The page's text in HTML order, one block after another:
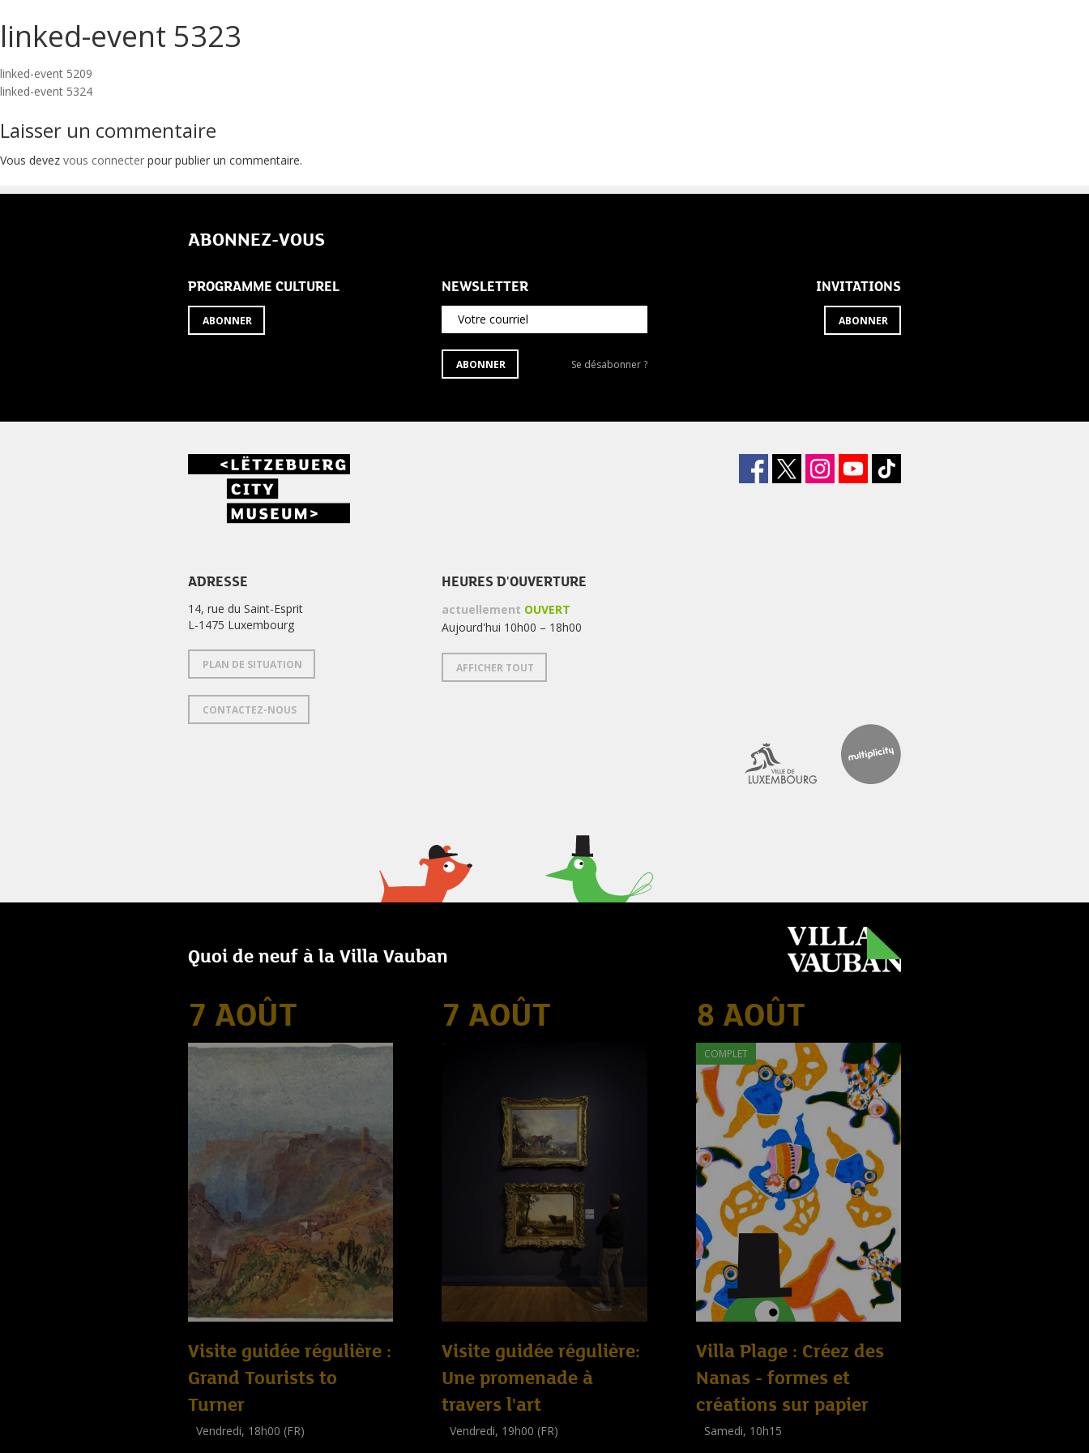
linked-event 5323
Navigation
l’article
linked-event 5209
linked-event 5324
Laisser un commentaire
Vous devez vous connecter pour publier un commentaire.
ABONNEZ-VOUS
PROGRAMME CULTUREL
ABONNER
NEWSLETTER
Votre courriel
S'ABONNER
À
ABONNER
Se
newsletter
Se désabonner ?
INVITATIONS
ABONNER
ADRESSE
14, rue du Saint-Esprit
L-1475 Luxembourg
PLAN DE SITUATION
CONTACTEZ-NOUS
HEURES D'OUVERTURE
actuellement OUVERT
Aujourd'hui 10h00 – 18h00
AFFICHER TOUT
Quoi de neuf à la Villa Vauban
7 AOÛT
Visite guidée régulière :
Grand Tourists to
Turner
Vendredi, 18h00 (FR)
7 AOÛT
Visite guidée régulière:
Une promenade à
travers l'art
Vendredi, 19h00 (FR)
8 AOÛT
COMPLET
Villa Plage : Créez des
Nanas - formes et
créations sur papier
Samedi, 10h15